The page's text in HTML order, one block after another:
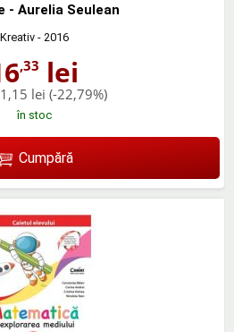
- Aurelia Seulean
Kreativ- 2016
,33 lei
lei (-22,79%)
în stoc
Cumpără